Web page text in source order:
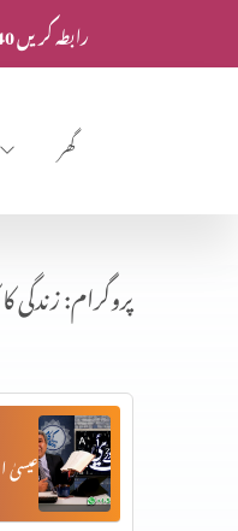
+27-73-345-1040 رابطہ کریں
گھر
پروگرام: زندگی